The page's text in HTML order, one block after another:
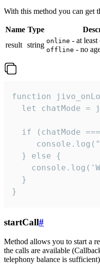
With this method you can get
Name Type
result string online - at
offline - no
function
let chatMode =
if (chatMode
  } else {
  }
}
startCall#
Method allows you to start a
the calls are available
telephony balance is